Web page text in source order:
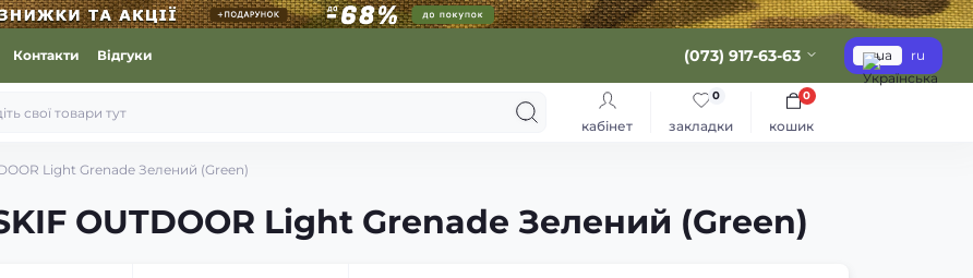
Контакти Відгуки (073) 917-63-63 ua ru
кабінет закладки
0
кошик
0
Light Grenade Зелений (Green)
OUTDOOR Light Grenade Зелений (Green)